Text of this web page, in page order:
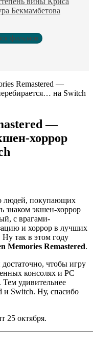
Бекмамбетова
фильмов
Remastered —
на Switch
—
хоррор
людей, покупающих
знаком экшен-хоррор
с врагами-
и хоррор в лучших
так в этом году
Memories Remastered.
чтобы игру
консолях и PC
удивительнее
и Switch. Ну, спасибо
25 октября.